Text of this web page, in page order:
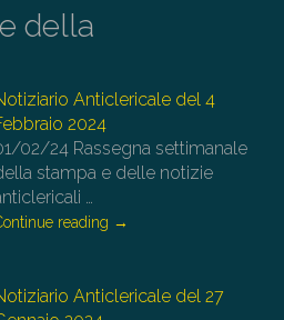
della
Anticlericale del 4
2024
02/24 Rassegna settimanale
stampa e delle notizie
…
reading →
Anticlericale del 27